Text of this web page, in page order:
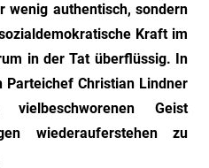
wenig authentisch, sondern
Kraft im
in der Tat überflüssig. In
Christian Lindner
Geist
wiederauferstehen zu